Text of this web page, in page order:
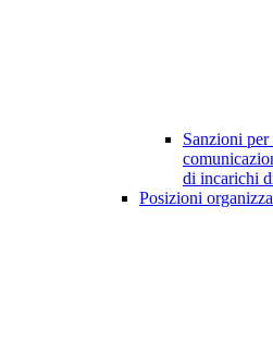
Sanzioni per
di incarichi
Posizioni